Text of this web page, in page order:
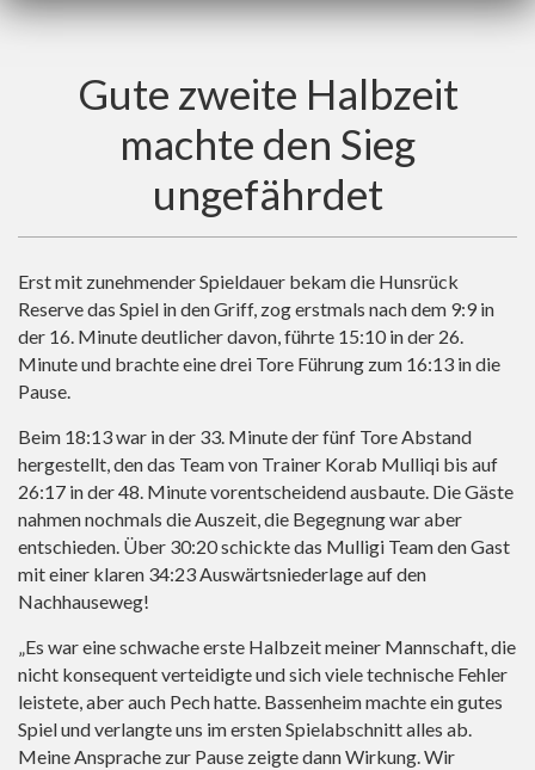
Gute zweite Halbzeit
machte den Sieg
ungefährdet
Erst mit zunehmender Spieldauer bekam die Hunsrück
Reserve das Spiel in den Griff, zog erstmals nach dem 9:9 in
der 16. Minute deutlicher davon, führte 15:10 in der 26.
Minute und brachte eine drei Tore Führung zum 16:13 in die
Pause.
Beim 18:13 war in der 33. Minute der fünf Tore Abstand
hergestellt, den das Team von Trainer Korab Mulliqi bis auf
26:17 in der 48. Minute vorentscheidend ausbaute. Die Gäste
nahmen nochmals die Auszeit, die Begegnung war aber
entschieden. Über 30:20 schickte das Mulligi Team den Gast
mit einer klaren 34:23 Auswärtsniederlage auf den
Nachhauseweg!
„Es war eine schwache erste Halbzeit meiner Mannschaft, die
nicht konsequent verteidigte und sich viele technische Fehler
leistete, aber auch Pech hatte. Bassenheim machte ein gutes
Spiel und verlangte uns im ersten Spielabschnitt alles ab.
Meine Ansprache zur Pause zeigte dann Wirkung. Wir